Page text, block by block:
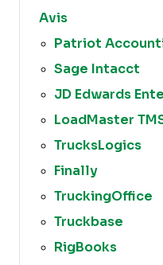
Avis
Patriot
Sage Intacct
JD Edwards
LoadMaster
TrucksLogics
Finally
TruckingOffice
Truckbase
RigBooks